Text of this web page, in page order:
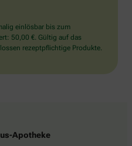
einlösbar bis zum
50,00 €. Gültig auf das
rezeptpflichtige Produkte.
Apotheke